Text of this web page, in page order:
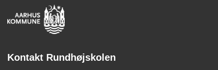
Kontakt Rundhøjskolen